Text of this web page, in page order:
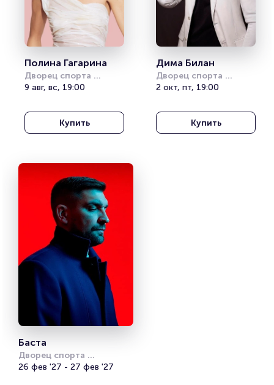
Полина Гагарина
Дворец спорта
«Янтарный»
9 авг, вс, 19:00
Купить
Дима Билан
Дворец спорта
«Янтарный»
2 окт, пт, 19:00
Купить
Баста
Дворец спорта
«Янтарный»
26 фев '27 - 27 фев '27